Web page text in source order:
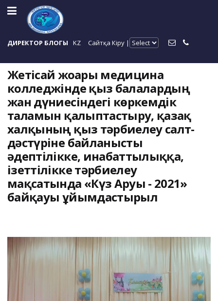
ДИРЕКТОР БЛОГЫ KZ Сайтқа Кіру |
Жетісай жоғары медицина
колледжінде қыз балалардың
жан дүниесіндегі көркемдік
талғамын қалыптастыру, қазақ
халқының қыз тәрбиелеу салт-
дәстүріне байланысты
әдептілікке, инабаттылыққа,
ізеттілікке тәрбиелеу
мақсатында «Күз Аруы - 2021»
байқауы ұйымдастырыл